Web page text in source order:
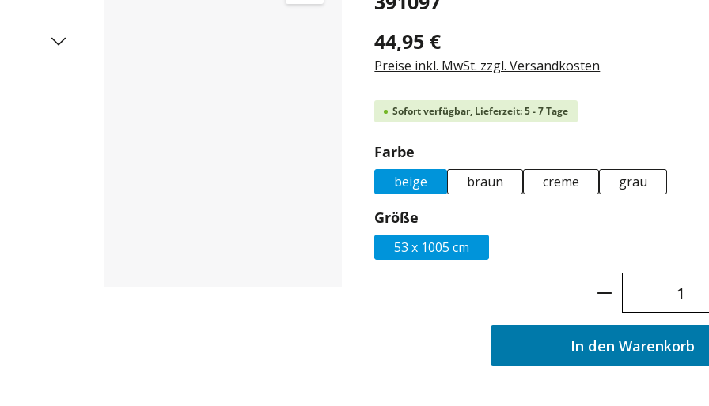
44,95 €
Preise inkl. MwSt. zzgl. Versandkosten
Sofort verfügbar, Lieferzeit: 5 - 7 Tage
Farbe
beige braun creme grau
Größe
53 x 1005 cm
Produkt
In den Warenkorb